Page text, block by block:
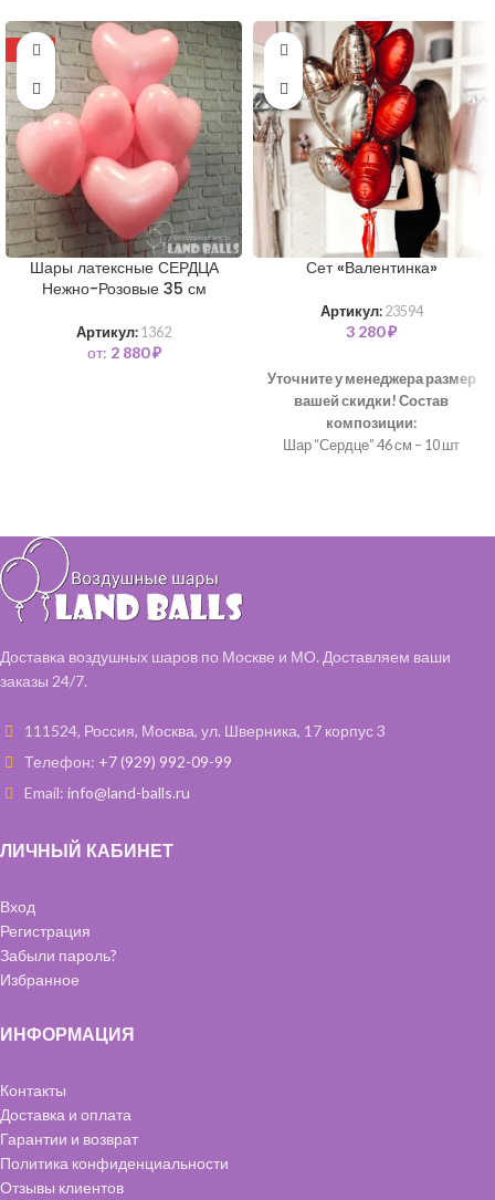
-11%
Шары латексные СЕРДЦА
Нежно-Розовые 35 см
Артикул: 1362
от: 2 880₽
Сет «Валентинка»
Артикул: 23594
3 280₽
Уточните у менеджера размер
вашей скидки! Состав
композиции:
Шар “Сердце” 46 см – 10 шт
Доставка воздушных шаров по Москве и МО. Доставляем ваши
заказы 24/7.
111524, Россия, Москва, ул. Шверника, 17 корпус 3
Телефон: +7 (929) 992-09-99
Email: info@land-balls.ru
ЛИЧНЫЙ КАБИНЕТ
Вход
Регистрация
Забыли пароль?
Избранное
ИНФОРМАЦИЯ
Контакты
Доставка и оплата
Гарантии и возврат
Политика конфиденциальности
Отзывы клиентов